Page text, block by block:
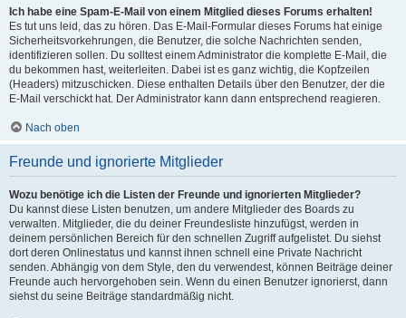
Ich habe eine Spam-E-Mail von einem Mitglied dieses Forums erhalten!
Es tut uns leid, das zu hören. Das E-Mail-Formular dieses Forums hat einige
Sicherheitsvorkehrungen, die Benutzer, die solche Nachrichten senden,
identifizieren sollen. Du solltest einem Administrator die komplette E-Mail, die
du bekommen hast, weiterleiten. Dabei ist es ganz wichtig, die Kopfzeilen
(Headers) mitzuschicken. Diese enthalten Details über den Benutzer, der die
E-Mail verschickt hat. Der Administrator kann dann entsprechend reagieren.
Nach oben
Freunde und ignorierte Mitglieder
Wozu benötige ich die Listen der Freunde und ignorierten Mitglieder?
Du kannst diese Listen benutzen, um andere Mitglieder des Boards zu
verwalten. Mitglieder, die du deiner Freundesliste hinzufügst, werden in
deinem persönlichen Bereich für den schnellen Zugriff aufgelistet. Du siehst
dort deren Onlinestatus und kannst ihnen schnell eine Private Nachricht
senden. Abhängig von dem Style, den du verwendest, können Beiträge deiner
Freunde auch hervorgehoben sein. Wenn du einen Benutzer ignorierst, dann
siehst du seine Beiträge standardmäßig nicht.